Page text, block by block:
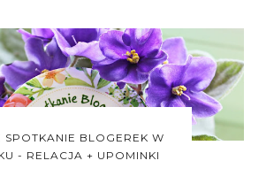
SPOTKANIE BLOGEREK W
- RELACJA + UPOMINKI